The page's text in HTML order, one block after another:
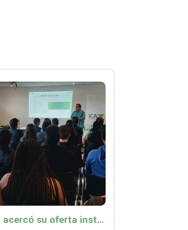
ICA Risaralda acercó su oferta institucional a productores y emprendedores en Expocamello